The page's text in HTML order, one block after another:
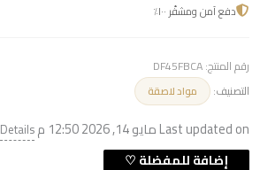
دفع آمن ومشفّر ١٠٠٪
رقم المنتج:DF45FBCA
التصنيف:
مواد لاصقة
Last updated on مايو 14, 2026 12:50 م Details